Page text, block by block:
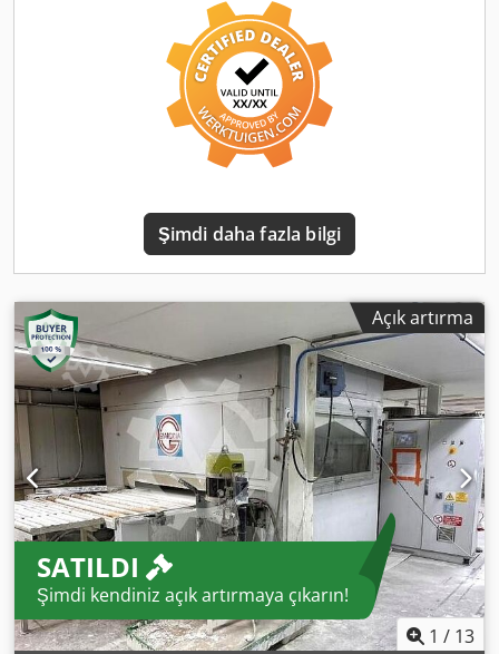
Şimdi daha fazla bilgi
Açık artırma
SATILDI
Şimdi kendiniz açık artırmaya çıkarın!
1 / 13